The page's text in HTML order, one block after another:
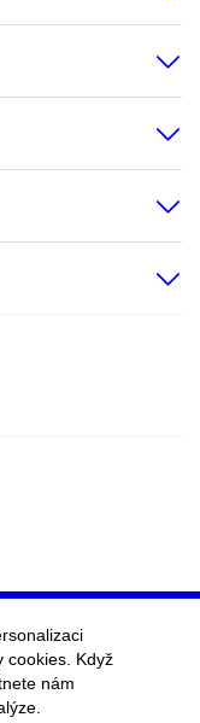
cookies. Když
nám